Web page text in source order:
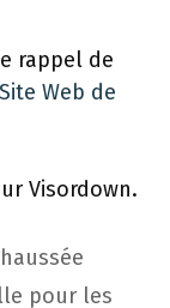
rappel de
Site Web de
Visordown.
pour les